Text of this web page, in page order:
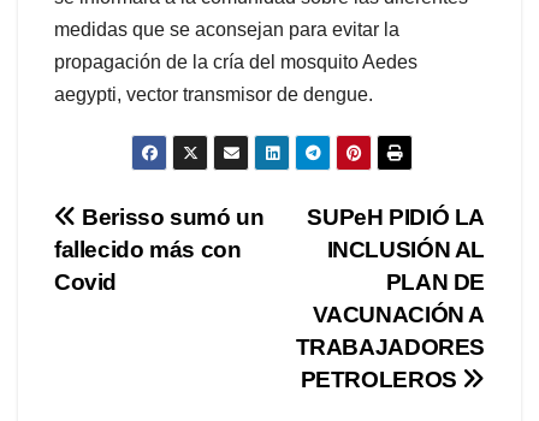
medidas que se aconsejan para evitar la
propagación de la cría del mosquito Aedes
aegypti, vector transmisor de dengue.
Navegación
de
SUPeH PIDIÓ LA
INCLUSIÓN AL
PLAN DE
VACUNACIÓN A
TRABAJADORES
PETROLEROS
Berisso sumó un
fallecido más con
Covid